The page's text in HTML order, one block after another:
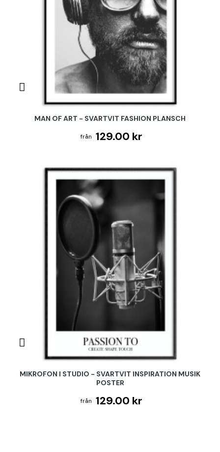
MAN OF ART - SVARTVIT FASHION PLANSCH
129.00 kr
MIKROFON I STUDIO - SVARTVIT INSPIRATION MUSIK
POSTER
129.00 kr